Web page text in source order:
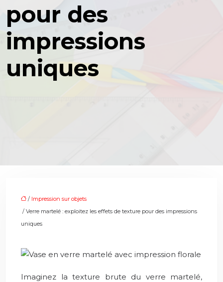
pour des
impressions
uniques
/ Impression sur objets
/ Verre martelé : exploitez les effets de texture pour des impressions
uniques
Imaginez la texture brute du verre martelé,